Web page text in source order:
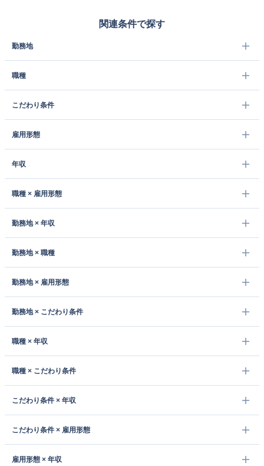
関連条件で探す
勤務地
職種
こだわり条件
雇用形態
年収
職種 × 雇用形態
勤務地 × 年収
勤務地 × 職種
勤務地 × 雇用形態
勤務地 × こだわり条件
職種 × 年収
職種 × こだわり条件
こだわり条件 × 年収
こだわり条件 × 雇用形態
雇用形態 × 年収